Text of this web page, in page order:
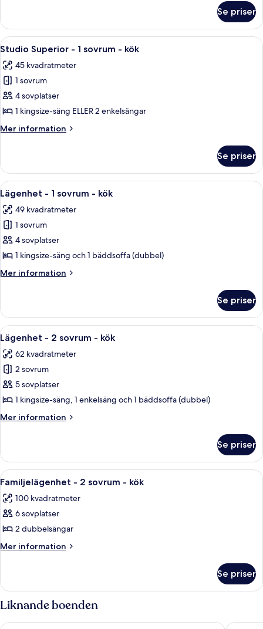
tillgänglighetsanpassat
kök
-
sovrum
tillgänglighetsanpassat
Se priser
Öppna
alla
foton
för
Studio
Superior
-
1
-
kök
Ett hotellrum med en säng,
6
Studio Superior - 1 sovrum - kök
45 kvadratmeter
1 sovrum
4 sovplatser
1 kingsize-säng ELLER 2 enkelsängar
Mer information
Mer
Superior
1
sovrum
kök
Se priser
Öppna
alla
foton
för
Lägenhet
-
1
sovrum
kök
Ett modernt hotellrum med en
9
Lägenhet - 1 sovrum - kök
49 kvadratmeter
1 sovrum
4 sovplatser
1 kingsize-säng och 1 bäddsoffa (dubbel)
Mer information
Mer
-
sovrum
kök
Se priser
Öppna
alla
foton
för
Lägenhet
-
2
sovrum
kök
Ett kompakt bostadsutrymme med
5
Lägenhet - 2 sovrum - kök
62 kvadratmeter
2 sovrum
5 sovplatser
1 kingsize-säng, 1 enkelsäng och 1 bäddsoffa (dubbel)
Mer information
Mer
-
sovrum
kök
Se priser
Öppna
alla
foton
för
Familjelägenhet
-
-
kök
Ett modernt vardagsrum med en
6
Familjelägenhet - 2 sovrum - kök
100 kvadratmeter
6 sovplatser
2 dubbelsängar
Mer information
Mer
-
sovrum
Se priser
Liknande boenden